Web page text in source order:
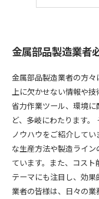
金属部品製造業者
金属部品製造業者の方
上に欠かせない情報や
省力作業ツール、環境
ど、多岐にわたります
ノウハウをご紹介して
な生産方法や製造ライ
ています。また、コス
テーマにも注目し、効
業者の皆様は、日々の